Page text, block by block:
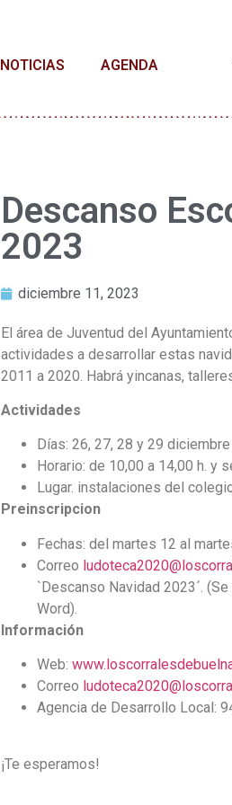
NOTICIAS AGENDA
Descanso
2023
diciembre 11, 2023
El área de Juventud del
actividades a desarrollar estas
2011 a 2020. Habrá yincanas,
Actividades
Días: 26, 27, 28 y 29
Horario: de 10,00 a 14,00 h. y
Lugar. instalaciones del
Preinscripcion
Fechas: del martes 12 al
Correo
`Descanso Navidad 2023´.
Word).
Información
Web:
Correo
Agencia de Desarrollo Local:
¡Te esperamos!